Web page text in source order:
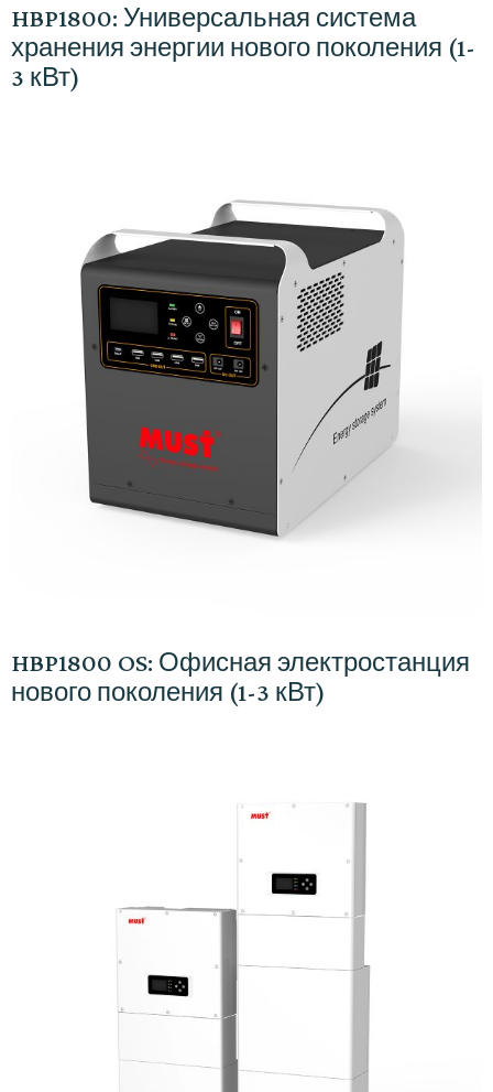
HBP1800: Универсальная система
хранения энергии нового поколения (1-
3 кВт)
HBP1800 OS: Офисная электростанция
нового поколения (1-3 кВт)